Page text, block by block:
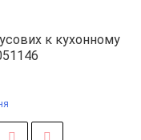
к кухонному